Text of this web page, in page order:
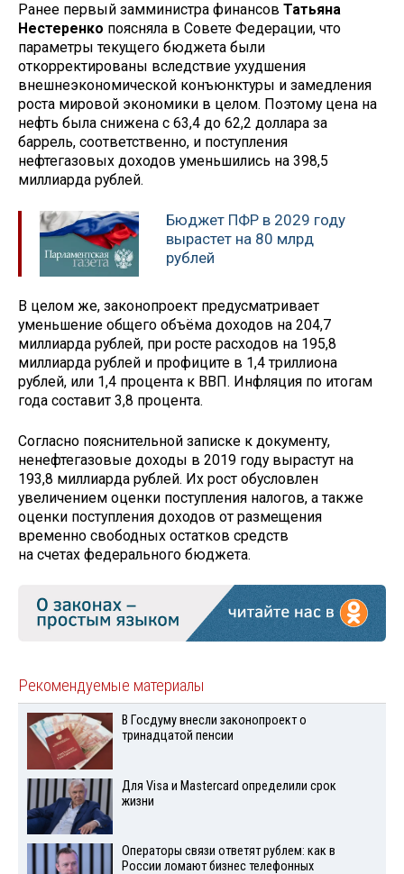
Ранее первый замминистра финансов Татьяна
Нестеренко поясняла в Совете Федерации, что
параметры текущего бюджета были
откорректированы вследствие ухудшения
внешнеэкономической конъюнктуры и замедления
роста мировой экономики в целом. Поэтому цена на
нефть была снижена с 63,4 до 62,2 доллара за
баррель, соответственно, и поступления
нефтегазовых доходов уменьшились на 398,5
миллиарда рублей.
Бюджет ПФР в 2029 году
вырастет на 80 млрд
рублей
В целом же, законопроект предусматривает
уменьшение общего объёма доходов на 204,7
миллиарда рублей, при росте расходов на 195,8
миллиарда рублей и профиците в 1,4 триллиона
рублей, или 1,4 процента к ВВП. Инфляция по итогам
года составит 3,8 процента.
Согласно пояснительной записке к документу,
ненефтегазовые доходы в 2019 году вырастут на
193,8 миллиарда рублей. Их рост обусловлен
увеличением оценки поступления налогов, а также
оценки поступления доходов от размещения
временно свободных остатков средств
на счетах федерального бюджета.
Рекомендуемые материалы
В Госдуму внесли законопроект о
тринадцатой пенсии
Для Visа и Mastercard определили срок
жизни
Операторы связи ответят рублем: как в
России ломают бизнес телефонных